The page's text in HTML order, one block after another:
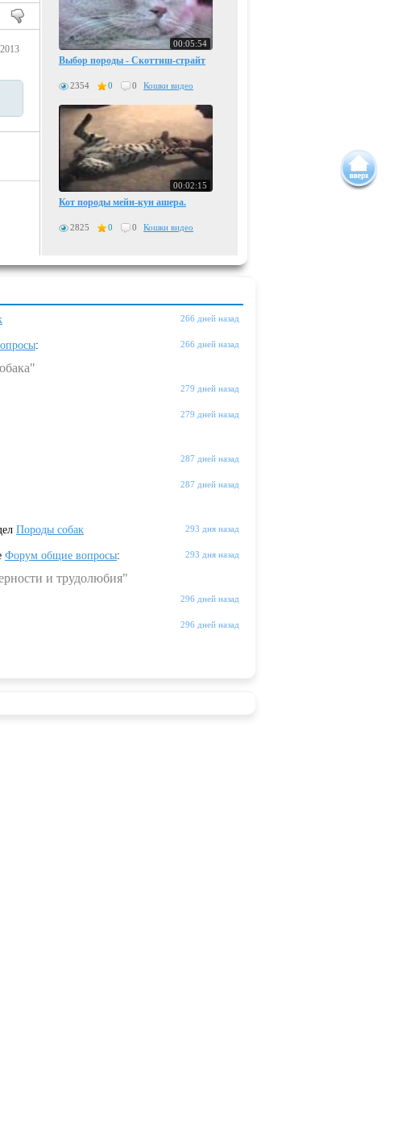
00:05:54
Выбор породы - Скоттиш-страйт
2354 0 0 Кошки видео
00:02:15
Кот породы мейн-кун ашера.
2825 0 0 Кошки видео
266 дней назад
266 дней назад
:
279 дней назад
279 дней назад
287 дней назад
287 дней назад
293 дня назад
Породы собак
293 дня назад
Форум общие вопросы:
и трудолюбия"
296 дней назад
296 дней назад